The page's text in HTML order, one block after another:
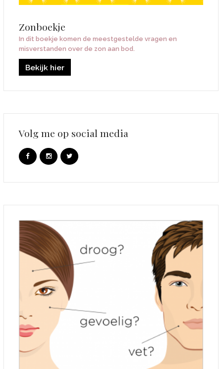
Zonboekje
In dit boekje komen de meestgestelde vragen en
misverstanden over de zon aan bod.
Bekijk hier
Volg me op social media